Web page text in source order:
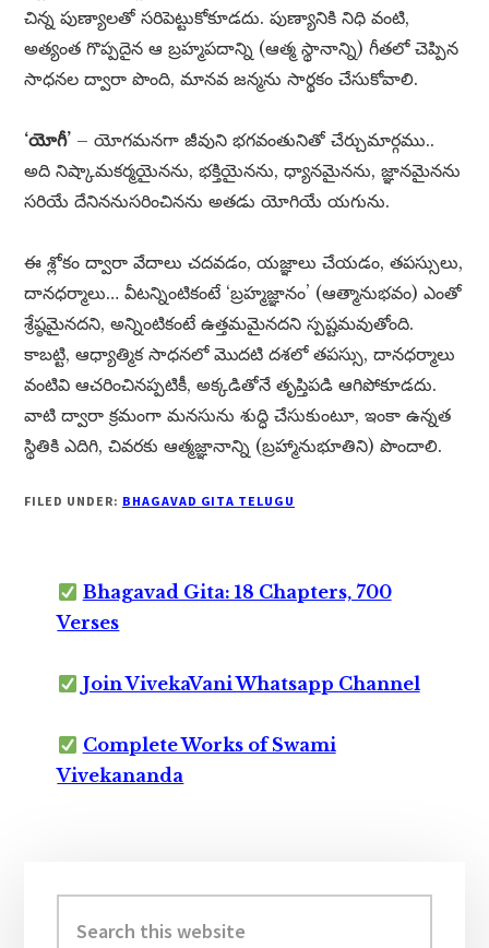
చిన్న పుణ్యాలతో సరిపెట్టుకోకూడదు. పుణ్యానికి నిధి వంటి,
అత్యంత గొప్పదైన ఆ బ్రహ్మపదాన్ని (ఆత్మ స్థానాన్ని) గీతలో చెప్పిన
సాధనల ద్వారా పొంది, మానవ జన్మను సార్థకం చేసుకోవాలి.
‘యోగీ’ – యోగమనగా జీవుని భగవంతునితో చేర్చుమార్గము..
అది నిష్కామకర్మయైనను, భక్తియైనను, ధ్యానమైనను, జ్ఞానమైనను
సరియే దేనిననుసరించినను అతడు యోగియే యగును.
ఈ శ్లోకం ద్వారా వేదాలు చదవడం, యజ్ఞాలు చేయడం, తపస్సులు,
దానధర్మాలు… వీటన్నింటికంటే ‘బ్రహ్మజ్ఞానం’ (ఆత్మానుభవం) ఎంతో
శ్రేష్ఠమైనదని, అన్నింటికంటే ఉత్తమమైనదని స్పష్టమవుతోంది.
కాబట్టి, ఆధ్యాత్మిక సాధనలో మొదటి దశలో తపస్సు, దానధర్మాలు
వంటివి ఆచరించినప్పటికీ, అక్కడితోనే తృప్తిపడి ఆగిపోకూడదు.
వాటి ద్వారా క్రమంగా మనసును శుద్ధి చేసుకుంటూ, ఇంకా ఉన్నత
స్థితికి ఎదిగి, చివరకు ఆత్మజ్ఞానాన్ని (బ్రహ్మానుభూతిని) పొందాలి.
FILED UNDER: BHAGAVAD GITA TELUGU
Bhagavad Gita: 18 Chapters, 700
Verses
Join VivekaVani Whatsapp Channel
Complete Works of Swami
Vivekananda
Sidebar
this